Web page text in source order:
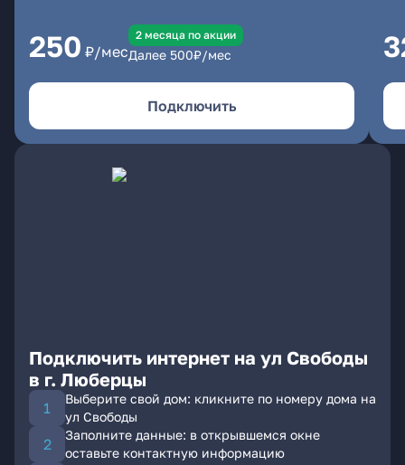
250 ₽/мес
2 месяцa по акции
Далее 500₽/мес
Подключить
Подключить интернет на ул Свободы
в г. Люберцы
Выберите свой дом: кликните по номеру дома на
ул Свободы
Заполните данные: в открывшемся окне
оставьте контактную информацию